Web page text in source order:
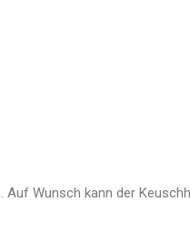
Wunsch kann der